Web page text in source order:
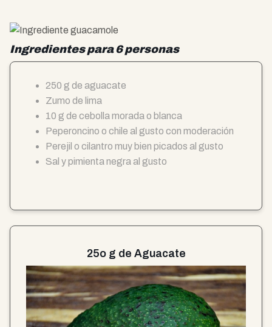
Ingredientes para 6 personas
250 g de aguacate
Zumo de lima
10 g de cebolla morada o blanca
Peperoncino o chile al gusto con moderación
Perejil o cilantro muy bien picados al gusto
Sal y pimienta negra al gusto
25o g de Aguacate